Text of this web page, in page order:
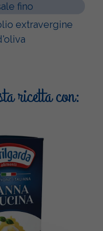
fino
extravergine
ricetta con: